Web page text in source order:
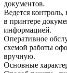
документов.
Ведется контроль,
в принтере
информацией.
Оперативное
схемой работы
вручную.
Основные